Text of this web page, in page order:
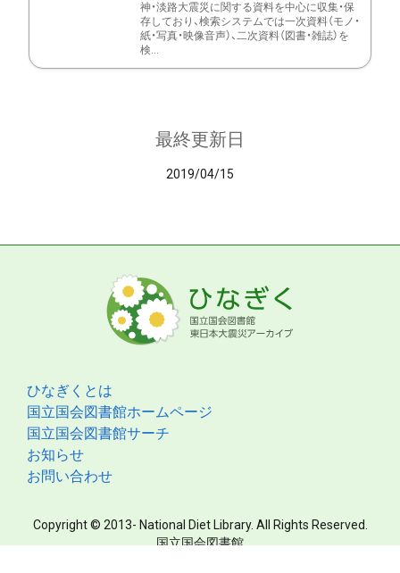
神・淡路大震災に関する資料を中心に収集・保
存しており、検索システムでは一次資料（モノ・
紙・写真・映像音声）、二次資料（図書・雑誌）を
検...
最終更新日
2019/04/15
ひなぎくとは
国立国会図書館ホームページ
国立国会図書館サーチ
お知らせ
お問い合わせ
Copyright © 2013- National Diet Library. All Rights Reserved.